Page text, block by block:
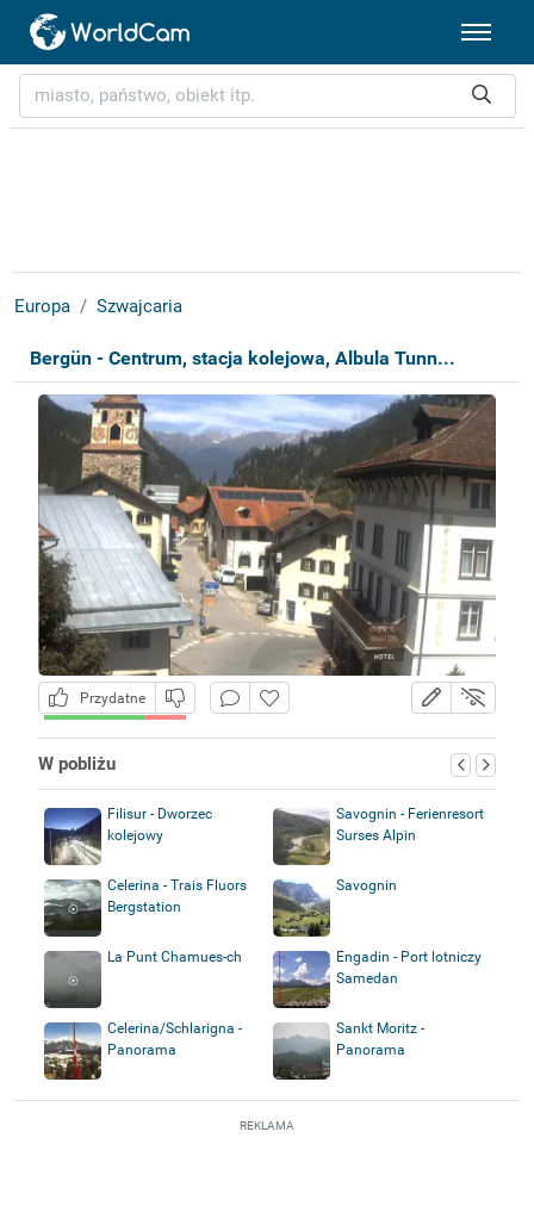
Europa Szwajcaria
Bergün - Centrum, stacja kolejowa, Albula Tunn...
Przydatne
W pobliżu
Filisur - Dworzec
kolejowy
Savognin - Ferienresort
Surses Alpin
Celerina - Trais Fluors
Bergstation
Savognin
La Punt Chamues-ch
Engadin - Port lotniczy
Samedan
Celerina/Schlarigna -
Panorama
Sankt Moritz -
Panorama
REKLAMA